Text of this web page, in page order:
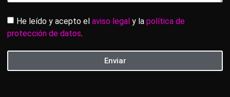
He leído y acepto el aviso legal y la política de
protección de datos.
Enviar